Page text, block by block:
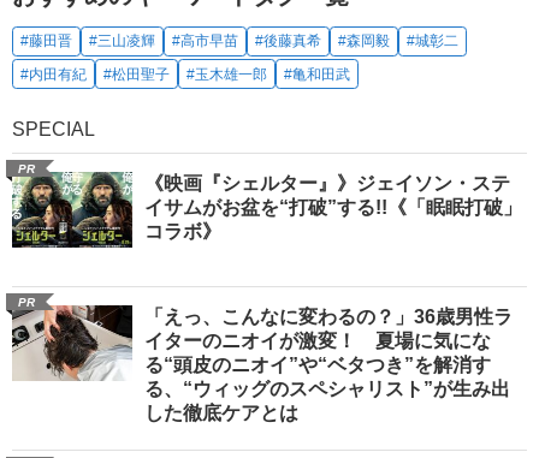
#藤田晋 #三山凌輝 #高市早苗 #後藤真希 #森岡毅
#城彰二
#内田有紀
#松田聖子 #玉木雄一郎 #亀和田武
SPECIAL
PR
《映画『シェルター』》ジェイソン・ステ
イサムがお盆を“打破”する!!《「眠眠打破」
コラボ》
PR
「えっ、こんなに変わるの？」36歳男性ラ
イターのニオイが激変！ 夏場に気にな
る“頭皮のニオイ”や“ベタつき”を解消す
る、“ウィッグのスペシャリスト”が生み出
した徹底ケアとは